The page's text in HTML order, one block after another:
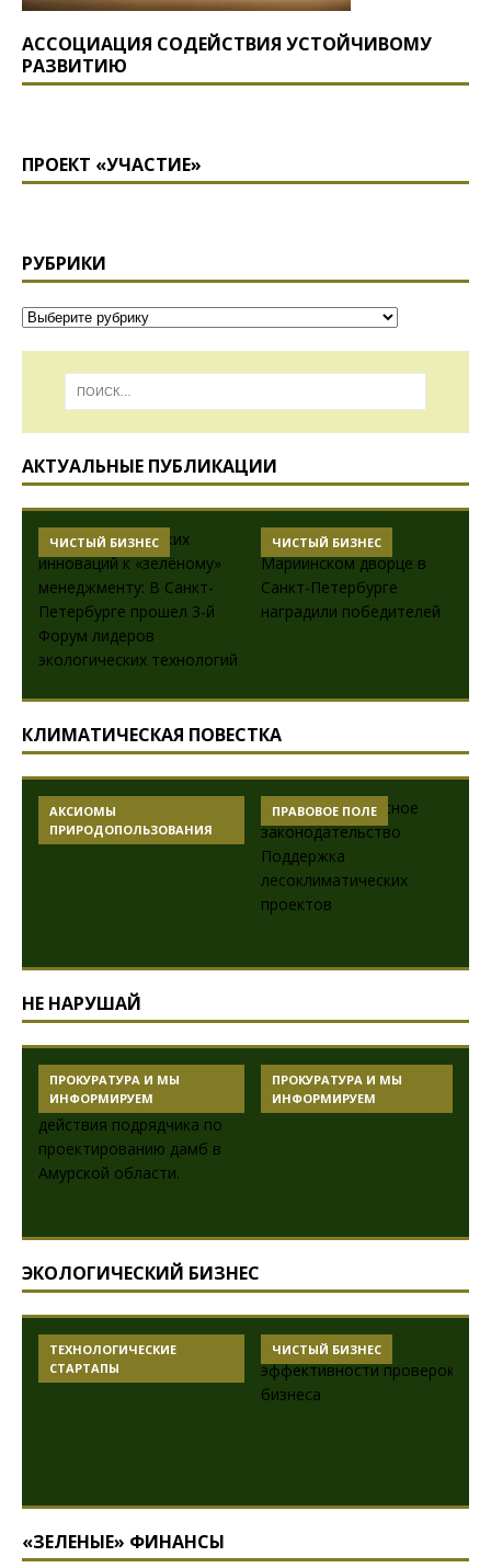
АССОЦИАЦИЯ СОДЕЙСТВИЯ УСТОЙЧИВОМУ
РАЗВИТИЮ
ПРОЕКТ «УЧАСТИЕ»
РУБРИКИ
АКТУАЛЬНЫЕ ПУБЛИКАЦИИ
ЧИСТЫЙ БИЗНЕС ЧИСТЫЙ БИЗНЕС
КЛИМАТИЧЕСКАЯ ПОВЕСТКА
АКСИОМЫ
ПРИРОДОПОЛЬЗОВАНИЯ
ПРАВОВОЕ ПОЛЕ
НЕ НАРУШАЙ
ПРОКУРАТУРА И МЫ
ИНФОРМИРУЕМ
ПРОКУРАТУРА И МЫ
ИНФОРМИРУЕМ
ЭКОЛОГИЧЕСКИЙ БИЗНЕС
ТЕХНОЛОГИЧЕСКИЕ
СТАРТАПЫ
ЧИСТЫЙ БИЗНЕС
«ЗЕЛЕНЫЕ» ФИНАНСЫ